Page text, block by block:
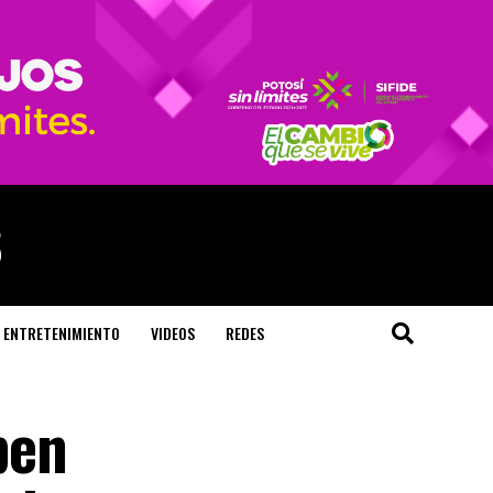
ENTRETENIMIENTO VIDEOS REDES